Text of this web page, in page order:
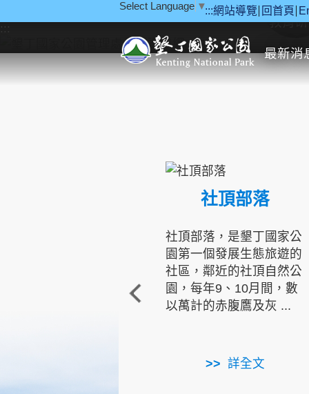
:::網站導覽 回首頁
Select Language ▼
最新消
::: 教育
社頂部落
社頂部落，是墾丁國家公
園第一個發展生態旅遊的
社區，鄰近的社頂自然公
園，每年9、10月間，數
以萬計的赤腹鷹及灰 ...
詳全文